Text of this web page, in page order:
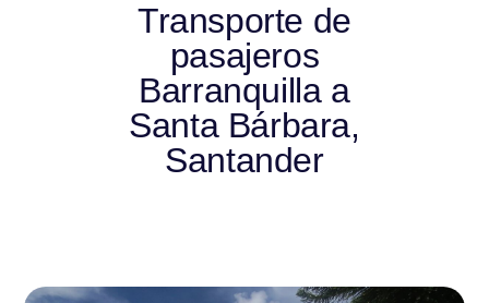
Transporte de
pasajeros
Barranquilla a
Santa Bárbara,
Santander